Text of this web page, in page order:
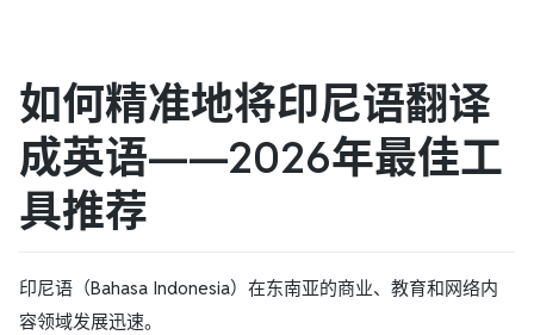
如何精准地将印尼语翻译
成英语——2026年最佳工
具推荐
印尼语（Bahasa Indonesia）在东南亚的商业、教育和网络内
容领域发展迅速。